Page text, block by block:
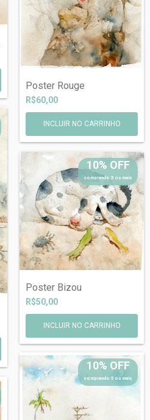
Poster Rouge
R$60,00
INCLUIR NO CARRINHO
10% OFF
comprando 5 ou mais
Poster Bizou
R$50,00
10% OFF
comprando 5 ou mais